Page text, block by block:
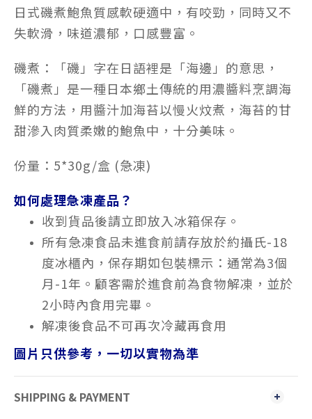
日式磯煮鮑魚質感軟硬適中，有咬勁，同時又不
失軟滑，味道濃郁，口感豐富。
磯煮：「磯」字在日語裡是「海邊」的意思，
「磯煮」是一種日本鄉土傳統的用濃醬料烹調海
鮮的方法，用醬汁加海苔以慢火炆煮，海苔的甘
甜滲入肉質柔嫩的鮑魚中，十分美味。
份量：5*30g/盒 (急凍)
如何處理急凍產品？
收到貨品後請立即放入冰箱保存。
所有急凍食品未進食前請存放於約攝氏-18
度冰櫃內，保存期如包裝標示：通常為3個
月-1年。顧客需於進食前為食物解凍，並於
2小時內食用完畢。
解凍後食品不可再次冷藏再食用
圖片只供參考，一切以實物為準
SHIPPING & PAYMENT